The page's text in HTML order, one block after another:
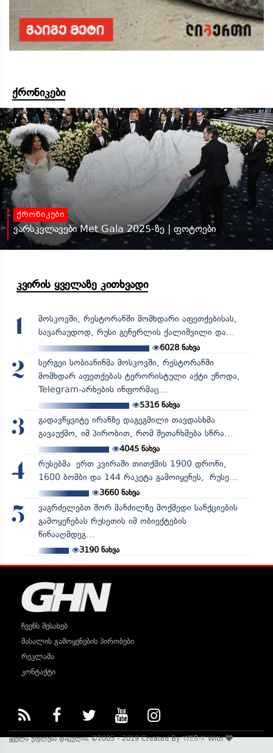
ქრონიკები
ქრონიკები
ვარსკვლავები Met Gala 2025-ზე | ფოტოები
კვირის ყველაზე კითხვადი
1
მოსკოვში, რესტორანში მომხდარი აფეთქებისას,
სავარაუდოდ, რუსი გენერლის ქალიშვილი და...
6028 ნახვა
2
სერგეი სობიანინმა მოსკოვში, რესტორანში
მომხდარ აფეთქებას ტერორისტული აქტი უწოდა,
Telegram-არხების ინფორმაც...
5316ნახვა
3
გადავწყვიტე ირანზე დაგეგმილი თავდასხმა
გავაუქმო, იმ პირობით, რომ შეთანხმება სწრა...
4045ნახვა
4
რუსებმა ერთ კვირაში თითქმის 1900 დრონი,
1600 ბომბი და 144 რაკეტა გამოიყენეს, რუსე...
3660ნახვა
5
ვაგრძელებთ შორ მანძილზე მოქმედი სანქციების
გამოყენებას რუსეთის იმ ობიექტების
წინააღმდეგ...
3190ნახვა
ჩვენს შესახებ
მასალის გამოყენების პირობები
რეკლამა
კონტაქტი
ყველა უფლება დაცულია ©2005 - 2019 Created ByWEB-XWith